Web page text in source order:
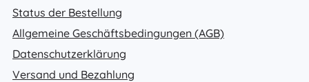
Status der Bestellung
Allgemeine Geschäftsbedingungen (AGB)
Datenschutzerklärung
Versand und Bezahlung